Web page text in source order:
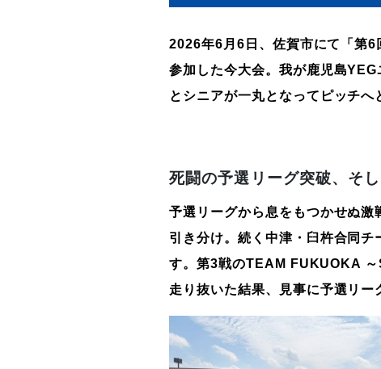
2026年6 月 6 日、佐賀市にて「第6
参加した今大会。我が鹿児島YEG
とシニアが一丸となってピッチへ
死闘の予選リーグ突破、そ
予選リーグから息をもつかせぬ
引き分け。続く 中津・臼杵合同チ
す。第3戦のTEAM FUKUOKA ～
走り抜いた結果、見事に予選リー